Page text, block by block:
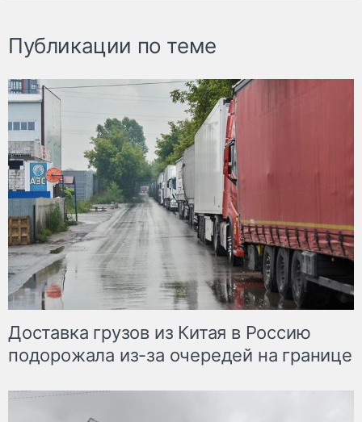
Публикации по теме
Доставка грузов из Китая в Россию
подорожала из-за очередей на границе